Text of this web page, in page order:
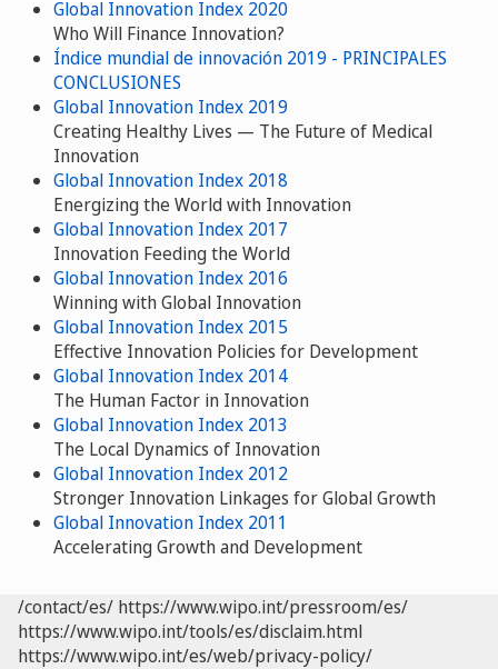
Global Innovation Index 2020
Who Will Finance Innovation?
Índice mundial de innovación 2019 - PRINCIPALES
CONCLUSIONES
Global Innovation Index 2019
Creating Healthy Lives — The Future of Medical
Innovation
Global Innovation Index 2018
Energizing the World with Innovation
Global Innovation Index 2017
Innovation Feeding the World
Global Innovation Index 2016
Winning with Global Innovation
Global Innovation Index 2015
Effective Innovation Policies for Development
Global Innovation Index 2014
The Human Factor in Innovation
Global Innovation Index 2013
The Local Dynamics of Innovation
Global Innovation Index 2012
Stronger Innovation Linkages for Global Growth
Global Innovation Index 2011
Accelerating Growth and Development
/contact/es/ https://www.wipo.int/pressroom/es/
https://www.wipo.int/tools/es/disclaim.html
https://www.wipo.int/es/web/privacy-policy/